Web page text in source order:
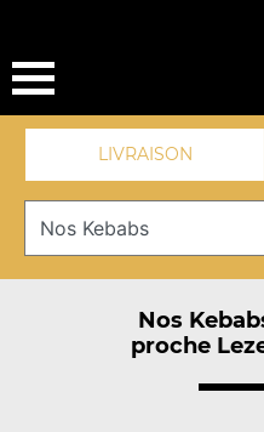
LIVRAISON
Nos
proche